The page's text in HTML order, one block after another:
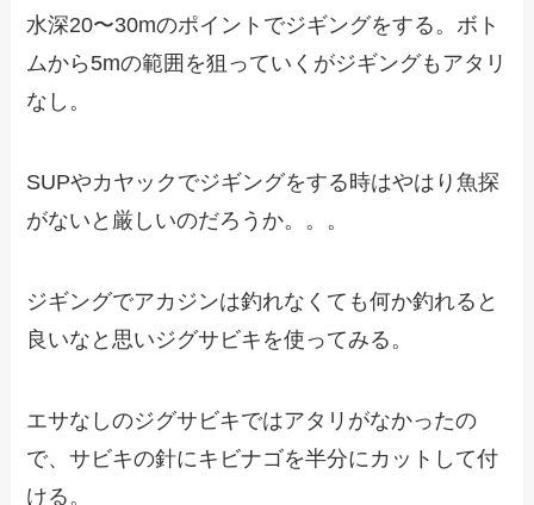
水深20〜30mのポイントでジギングをする。ボト
ムから5mの範囲を狙っていくがジギングもアタリ
なし。
SUPやカヤックでジギングをする時はやはり魚探
がないと厳しいのだろうか。。。
ジギングでアカジンは釣れなくても何か釣れると
良いなと思いジグサビキを使ってみる。
エサなしのジグサビキではアタリがなかったの
で、サビキの針にキビナゴを半分にカットして付
ける。